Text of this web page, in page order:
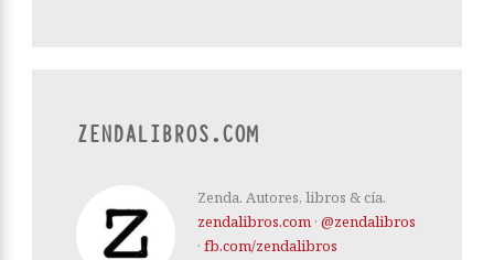
ZENDALIBROS.COM
Zenda. Autores, libros & cía.
zendalibros.com · @zendalibros
· fb.com/zendalibros